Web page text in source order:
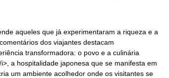
aqueles que já experimentaram a riqueza e a
dos viajantes destacam
transformadora: o povo e a culinária
a hospitalidade japonesa que se manifesta em
um ambiente acolhedor onde os visitantes se